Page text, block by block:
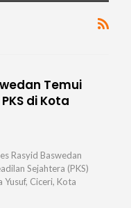
Temui
di Kota
Rasyid Baswedan
Sejahtera (PKS)
Ciceri, Kota